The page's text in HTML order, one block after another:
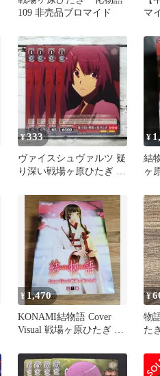
109 非売品ブロマイド
マ
¥333
ヴァイスシュヴァルツ 疑
り深い戦場ヶ原ひたぎ 4
¥
結
ヶ
¥ 1,470
KONAMI結物語 Cover
Visual 戦場ヶ原ひたぎ ム
¥
物
た